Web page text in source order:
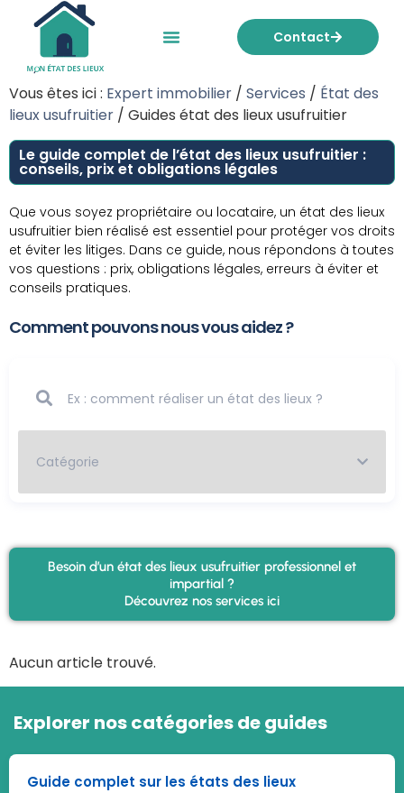
Contact
Vous êtes ici : Expert immobilier / Services / État des
lieux usufruitier / Guides état des lieux usufruitier
Le guide complet de l’état des lieux usufruitier :
conseils, prix et obligations légales
Que vous soyez propriétaire ou locataire, un état des lieux
usufruitier bien réalisé est essentiel pour protéger vos droits
et éviter les litiges. Dans ce guide, nous répondons à toutes
vos questions : prix, obligations légales, erreurs à éviter et
conseils pratiques.
Comment pouvons nous vous aidez ?
Besoin d’un état des lieux usufruitier professionnel et
impartial ?
Découvrez nos services ici
Aucun article trouvé.
Explorer nos catégories de guides
Guide complet sur les états des lieux